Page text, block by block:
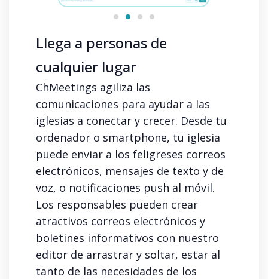
Llega a personas de
cualquier lugar
ChMeetings agiliza las
comunicaciones para ayudar a las
iglesias a conectar y crecer. Desde tu
ordenador o smartphone, tu iglesia
puede enviar a los feligreses correos
electrónicos, mensajes de texto y de
voz, o notificaciones push al móvil.
Los responsables pueden crear
atractivos correos electrónicos y
boletines informativos con nuestro
editor de arrastrar y soltar, estar al
tanto de las necesidades de los